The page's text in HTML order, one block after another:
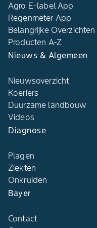
Agro E-label App
Regenmeter App
Belangrijke Overzichten
Producten A-Z
Nieuws & Algemeen
Nieuwsoverzicht
Koeriers
Duurzame landbouw
Videos
Diagnose
Plagen
Ziekten
Onkruiden
Bayer
Contact